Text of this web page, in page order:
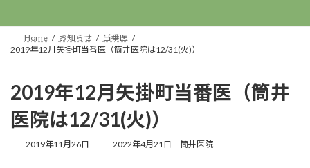
Home お知らせ
当番医
2019年12月矢掛町当番医（筒井医院は12/31(火)）
2019年12月矢掛町当番医（筒井
医院は12/31(火)）
2019年11月26日
最
2022年4月21日 筒井医院